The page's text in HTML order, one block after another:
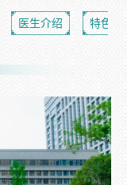
医生介绍 特色优